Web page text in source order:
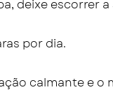
deixe escorrer
por dia.
calmante e o